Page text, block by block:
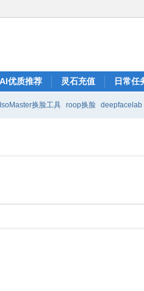
AI优质推荐 灵石充值 日常任
换脸工具 roop换脸 deepfacelab